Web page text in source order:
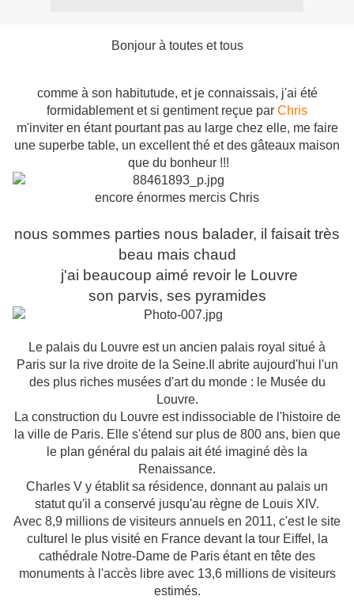
Bonjour à toutes et tous
comme à son habitutude, et je connaissais, j'ai été
formidablement et si gentiment reçue par Chris
m'inviter en étant pourtant pas au large chez elle, me faire
une superbe table, un excellent thé et des gâteaux maison
que du bonheur !!!
encore énormes mercis Chris
nous sommes parties nous balader, il faisait très
beau mais chaud
j'ai beaucoup aimé revoir le Louvre
son parvis, ses pyramides
Le palais du Louvre est un ancien palais royal situé à
Paris sur la rive droite de la Seine.Il abrite aujourd'hui l'un
des plus riches musées d'art du monde : le Musée du
Louvre.
La construction du Louvre est indissociable de l'histoire de
la ville de Paris. Elle s'étend sur plus de 800 ans, bien que
le plan général du palais ait été imaginé dès la
Renaissance.
Charles V y établit sa résidence, donnant au palais un
statut qu'il a conservé jusqu'au règne de Louis XIV.
Avec 8,9 millions de visiteurs annuels en 2011, c'est le site
culturel le plus visité en France devant la tour Eiffel, la
cathédrale Notre-Dame de Paris étant en tête des
monuments à l'accès libre avec 13,6 millions de visiteurs
estimés.